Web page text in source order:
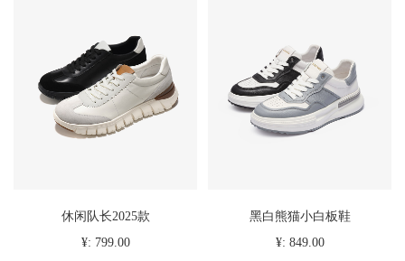
休闲队长2025款
¥: 799.00
黑白熊猫小白板鞋
¥: 849.00